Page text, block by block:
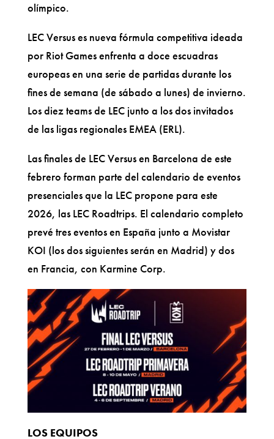
olímpico.
LEC Versus es nueva fórmula competitiva ideada
por Riot Games enfrenta a doce escuadras
europeas en una serie de partidas durante los
fines de semana (de sábado a lunes) de invierno.
Los diez teams de LEC junto a los dos invitados
de las ligas regionales EMEA (ERL).
Las finales de LEC Versus en Barcelona de este
febrero forman parte del calendario de eventos
presenciales que la LEC propone para este
2026, las LEC Roadtrips. El calendario completo
prevé tres eventos en España junto a Movistar
KOI (los dos siguientes serán en Madrid) y dos
en Francia, con Karmine Corp.
LOS EQUIPOS